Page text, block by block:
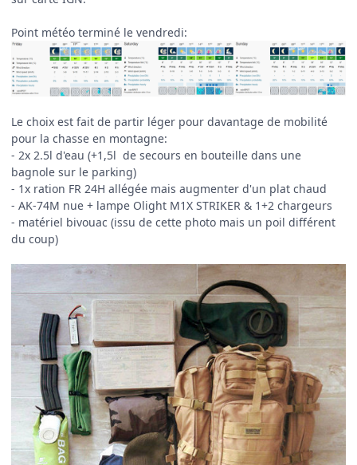
Point météo terminé le vendredi:
Le choix est fait de partir léger pour davantage de mobilité
pour la chasse en montagne:
- 2x 2.5l d'eau (+1,5l de secours en bouteille dans une
bagnole sur le parking)
- 1x ration FR 24H allégée mais augmenter d'un plat chaud
- AK-74M nue + lampe Olight M1X STRIKER & 1+2 chargeurs
- matériel bivouac (issu de cette photo mais un poil différent
du coup)